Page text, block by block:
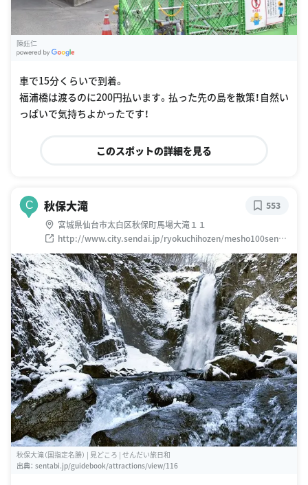
陳鈺仁
車で15分くらいで到着。
福浦橋は渡るのに200円払います。払った先の島を散策！自然い
っぱいで気持ちよかったです！
このスポットの詳細を見る
C 秋保大滝
宮城県仙台市太白区秋保町馬場大滝１１
http://www.city.sendai.jp/ryokuchihozen/mesho100sen/ic
hiran/077.html
553
秋保大滝（国指定名勝） | 見どころ | せんだい旅日和
出典： sentabi.jp/guidebook/attractions/view/116